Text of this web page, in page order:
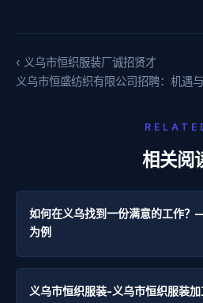
‹ 义乌市恒织服装厂诚招贤才
义乌市恒盛纺织有限公司招聘：机遇
相关阅
如何在义乌找到一份满意的工作
为例
义乌市恒织服装-义乌市恒织服装